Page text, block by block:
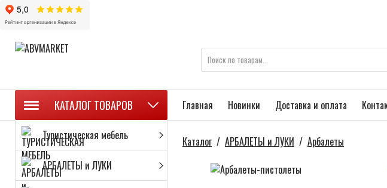
КАТАЛОГ ТОВАРОВ
Туристическая мебель
АРБАЛЕТЫ и ЛУКИ
Главная Новинки Доставка и оплата
Каталог / АРБАЛЕТЫ и ЛУКИ / Арбалеты